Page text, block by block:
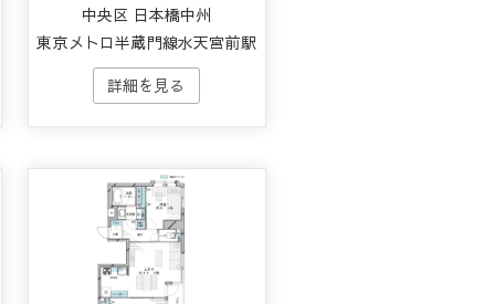
中央区 日本橋中州
東京メトロ半蔵門線水天宮前駅